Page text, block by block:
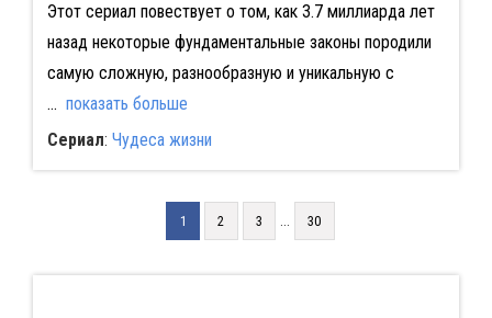
Этот сериал повествует о том, как 3.7 миллиарда лет
назад некоторые фундаментальные законы породили
самую сложную, разнообразную и уникальную с
... показать больше
Сериал: Чудеса жизни
1 2 3 30